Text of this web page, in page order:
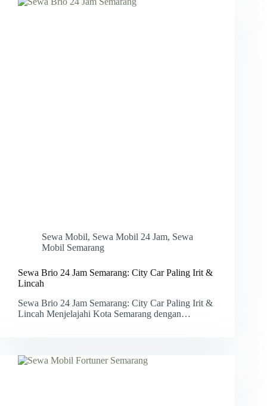
Sewa Mobil, Sewa Mobil 24 Jam, Sewa
Mobil Semarang
Sewa Brio 24 Jam Semarang: City Car Paling Irit &
Lincah
Sewa Brio 24 Jam Semarang: City Car Paling Irit &
Lincah Menjelajahi Kota Semarang dengan…